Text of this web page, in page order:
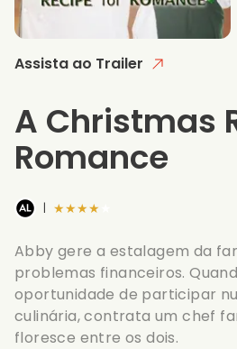
Assista ao Trailer
A Christmas
Romance
| ★★★★★
Abby gere a estalagem da
problemas financeiros.
oportunidade de participar
culinária, contrata um chef
floresce entre os dois.